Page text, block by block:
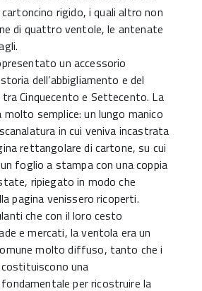
rigido, i quali altro non
di quattro ventole, le antenate
un accessorio
dell’abbigliamento e del
Cinquecento e Settecento. La
semplice: un lungo manico
in cui veniva incastrata
rettangola­re di cartone, su cui
foglio a stampa con una coppia
ripiegato in modo che
pagina venissero ricoperti.
che con il loro cesto
e mercati, la ventola era un
molto diffuso, tanto che i
una
per ricostruire la